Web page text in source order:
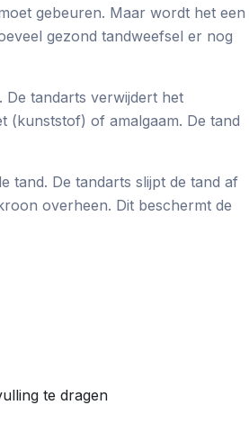
gebeuren. Maar wordt het een
gezond tandweefsel er nog
De tandarts verwijdert het
(kunststof) of amalgaam. De tand
tand. De tandarts slijpt de tand af
overheen. Dit beschermt de
te dragen